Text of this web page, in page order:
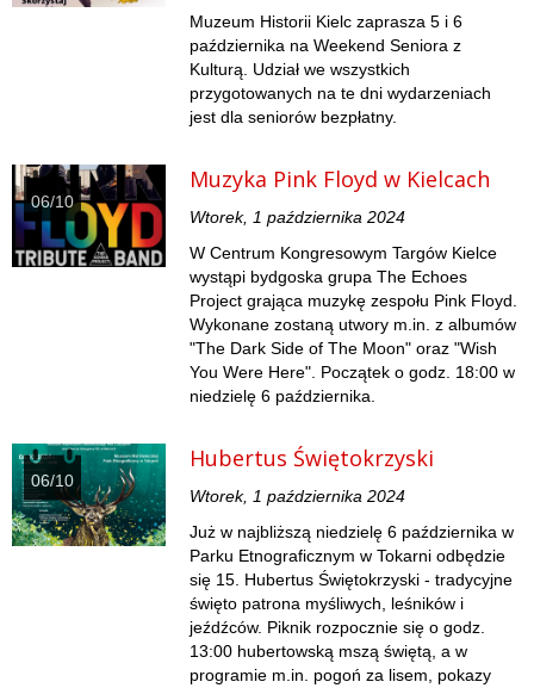
Muzeum Historii Kielc zaprasza 5 i 6
października na Weekend Seniora z
Kulturą. Udział we wszystkich
przygotowanych na te dni wydarzeniach
jest dla seniorów bezpłatny.
06/10
Muzyka Pink Floyd w Kielcach
Wtorek, 1 października 2024
W Centrum Kongresowym Targów Kielce
wystąpi bydgoska grupa The Echoes
Project grająca muzykę zespołu Pink Floyd.
Wykonane zostaną utwory m.in. z albumów
"The Dark Side of The Moon" oraz "Wish
You Were Here". Początek o godz. 18:00 w
niedzielę 6 października.
06/10
Hubertus Świętokrzyski
Wtorek, 1 października 2024
Już w najbliższą niedzielę 6 października w
Parku Etnograficznym w Tokarni odbędzie
się 15. Hubertus Świętokrzyski - tradycyjne
święto patrona myśliwych, leśników i
jeźdźców. Piknik rozpocznie się o godz.
13:00 hubertowską mszą świętą, a w
programie m.in. pogoń za lisem, pokazy